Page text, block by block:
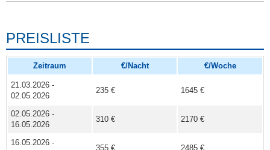
PREISLISTE
Zeitraum €/Nacht €/Woche
21.03.2026 -
02.05.2026
235 € 1645 €
02.05.2026 -
16.05.2026
310 € 2170 €
16.05.2026 -
355 € 2485 €